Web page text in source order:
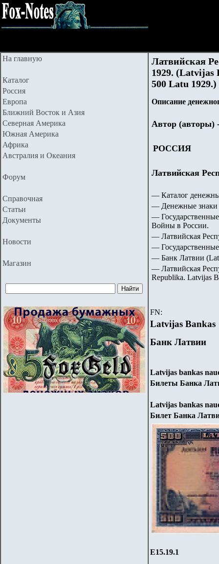
На главную
Каталог
Россия
Европа
Ближний Восток и Азия
Северная Америка
Южная Америка
Африка
Австралия и Океания
Форум
Справочная
Статьи
Документы
Новости
Магазин
Латвийская
1929. (Latvijas
500 Latu 1929.)
Описание
Автор (авторы)
РОССИЯ
Латвийская
— Каталог
— Денежные знаки
—
Войны в России.
— Латвийская
—
— Банк Латвии
— Латвийская
Republika. Latvijas
FN:
Latvijas Bankas
Банк Латвии
Latvijas bankas
Билеты Банка
Latvijas bankas
Билет Банка
Е15.19.1